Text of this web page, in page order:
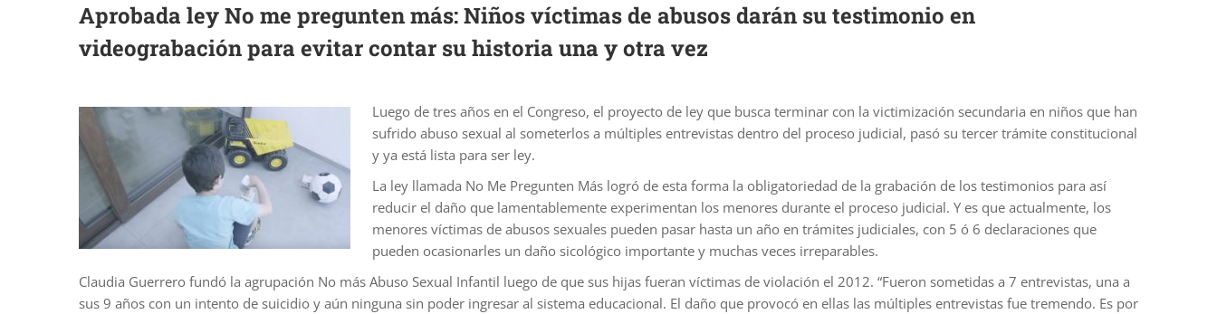
Aprobada ley No me pregunten más: Niños víctimas de abusos darán su testimonio en
videograbación para evitar contar su historia una y otra vez
Luego de tres años en el Congreso, el proyecto de ley que busca terminar con la victimización secundaria en niños que han
sufrido abuso sexual al someterlos a múltiples entrevistas dentro del proceso judicial, pasó su tercer trámite constitucional
y ya está lista para ser ley.
La ley llamada No Me Pregunten Más logró de esta forma la obligatoriedad de la grabación de los testimonios para así
reducir el daño que lamentablemente experimentan los menores durante el proceso judicial. Y es que actualmente, los
menores víctimas de abusos sexuales pueden pasar hasta un año en trámites judiciales, con 5 ó 6 declaraciones que
pueden ocasionarles un daño sicológico importante y muchas veces irreparables.
Claudia Guerrero fundó la agrupación No más Abuso Sexual Infantil luego de que sus hijas fueran víctimas de violación el 2012. “Fueron sometidas a 7 entrevistas, una a
sus 9 años con un intento de suicidio y aún ninguna sin poder ingresar al sistema educacional. El daño que provocó en ellas las múltiples entrevistas fue tremendo. Es por